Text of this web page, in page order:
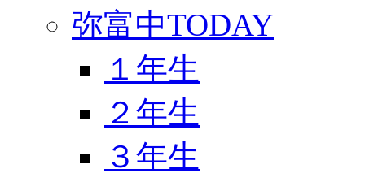
弥富中TODAY
１年生
２年生
３年生